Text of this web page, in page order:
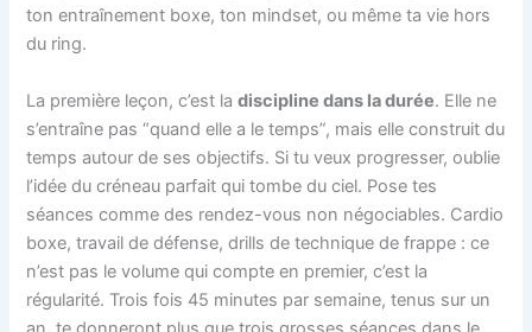
ton entraînement boxe, ton mindset, ou même ta vie hors
du ring.
La première leçon, c’est ladiscipline dans la durée. Elle ne
s’entraîne pas “quand elle a le temps”, mais elle construit du
temps autour de ses objectifs. Si tu veux progresser, oublie
l’idée du créneau parfait qui tombe du ciel. Pose tes
séances comme des rendez-vous non négociables. Cardio
boxe, travail de défense, drills de technique de frappe : ce
n’est pas le volume qui compte en premier, c’est la
régularité. Trois fois 45 minutes par semaine, tenus sur un